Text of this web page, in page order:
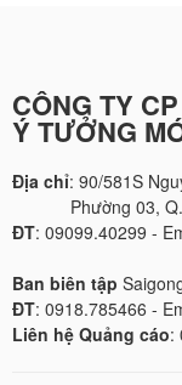
CÔNG TY
Ý TƯỞNG
Địa chỉ: 90/581S
Phường 03,
ĐT: 09099.40299 -
Ban biên tập
ĐT: 0918.785466 -
Liên hệ Quảng cáo: